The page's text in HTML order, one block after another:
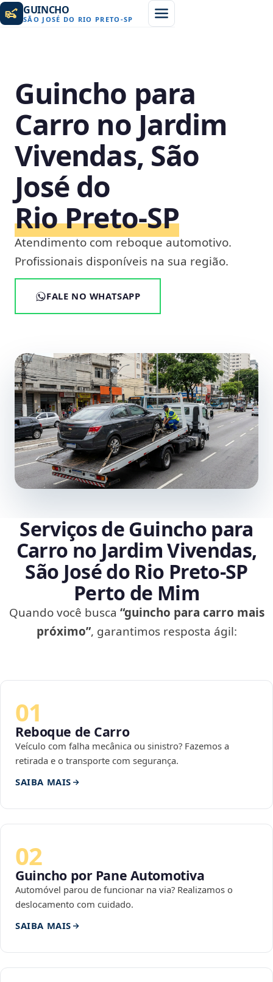
GUINCHO
SÃO JOSÉ DO RIO PRETO -SP
Guincho para
Carro no Jardim
Vivendas, São
José do
Rio Preto‑SP
Atendimento com reboque automotivo.
Profissionais disponíveis na sua região.
FALE NO WHATSAPP
Serviços de Guincho para
Carro no Jardim Vivendas,
São José do Rio Preto‑SP
Perto de Mim
Quando você busca “guincho para carro mais
próximo”, garantimos resposta ágil:
01
Reboque de Carro
Veículo com falha mecânica ou sinistro? Fazemos a
retirada e o transporte com segurança.
SAIBA MAIS
02
Guincho por Pane Automotiva
Automóvel parou de funcionar na via? Realizamos o
deslocamento com cuidado.
SAIBA MAIS